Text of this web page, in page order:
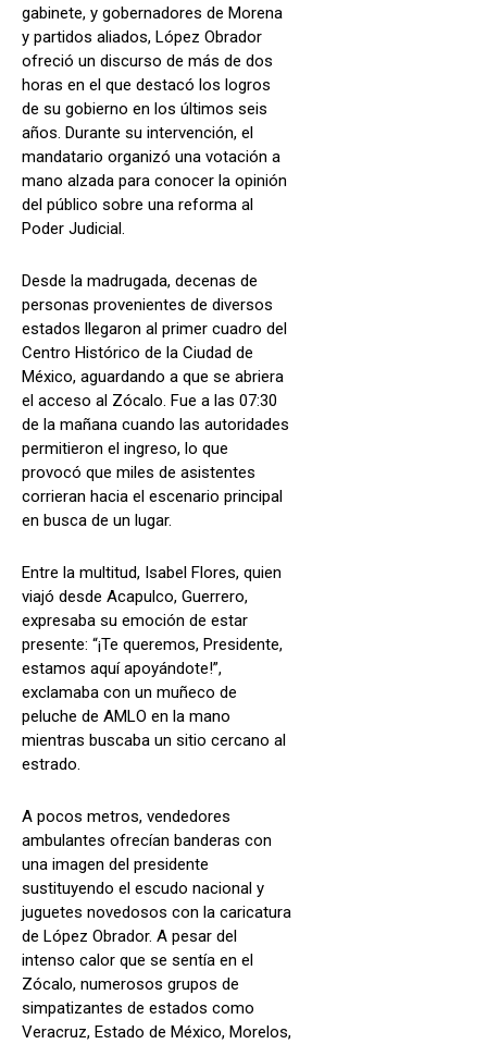
gabinete, y gobernadores de Morena
y partidos aliados, López Obrador
ofreció un discurso de más de dos
horas en el que destacó los logros
de su gobierno en los últimos seis
años. Durante su intervención, el
mandatario organizó una votación a
mano alzada para conocer la opinión
del público sobre una reforma al
Poder Judicial.
Desde la madrugada, decenas de
personas provenientes de diversos
estados llegaron al primer cuadro del
Centro Histórico de la Ciudad de
México, aguardando a que se abriera
el acceso al Zócalo. Fue a las 07:30
de la mañana cuando las autoridades
permitieron el ingreso, lo que
provocó que miles de asistentes
corrieran hacia el escenario principal
en busca de un lugar.
Entre la multitud, Isabel Flores, quien
viajó desde Acapulco, Guerrero,
expresaba su emoción de estar
presente: “¡Te queremos, Presidente,
estamos aquí apoyándote!”,
exclamaba con un muñeco de
peluche de AMLO en la mano
mientras buscaba un sitio cercano al
estrado.
A pocos metros, vendedores
ambulantes ofrecían banderas con
una imagen del presidente
sustituyendo el escudo nacional y
juguetes novedosos con la caricatura
de López Obrador. A pesar del
intenso calor que se sentía en el
Zócalo, numerosos grupos de
simpatizantes de estados como
Veracruz, Estado de México, Morelos,